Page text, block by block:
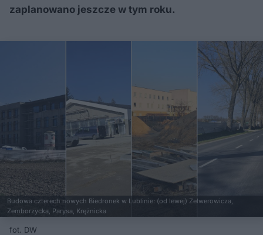
zaplanowano jeszcze w tym roku.
Budowa czterech nowych Biedronek w Lublinie: (od lewej) Zelwerowicza,
Zemborzycka, Parysa, Krężnicka
fot. DW